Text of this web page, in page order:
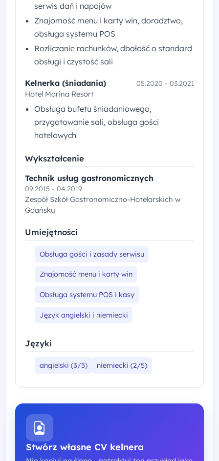
serwis dań i napojów
Znajomość menu i karty win, doradztwo,
obsługa systemu POS
Rozliczanie rachunków, dbałość o standard
obsługi i czystość sali
Kelnerka (śniadania) 05.2020 - 03.2021
Hotel Marina Resort
Obsługa bufetu śniadaniowego,
przygotowanie sali, obsługa gości
hotelowych
Wykształcenie
Technik usług gastronomicznych
09.2015 - 04.2019
Zespół Szkół Gastronomiczno-Hotelarskich w
Gdańsku
Umiejętności
Obsługa gości i zasady serwisu
Znajomość menu i karty win
Obsługa systemu POS i kasy
Język angielski i niemiecki
Języki
angielski (3/5) niemiecki (2/5)
Stwórz własne CV kelnera